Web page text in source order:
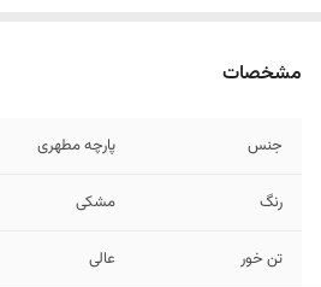
مشخصات
جنس پارچه مطهری
رنگ مشکی
تن خور عالی